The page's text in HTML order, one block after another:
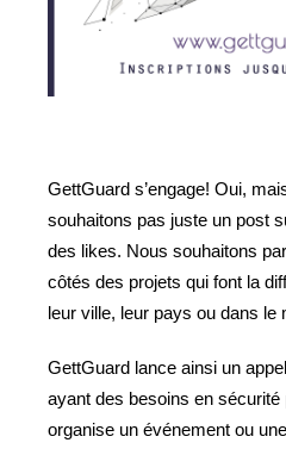
GettGuard s’engage! Oui,
souhaitons pas juste un post
des likes. Nous souhaitons
côtés des projets qui font la
leur ville, leur pays ou dans le
GettGuard lance ainsi un
ayant des besoins en
organise un événement ou